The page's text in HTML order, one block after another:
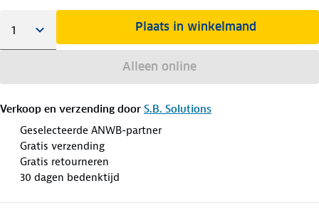
Plaats in winkelmand
Alleen online
Verkoop en verzending door S.B. Solutions
Geselecteerde ANWB-partner
Gratis verzending
Gratis retourneren
30 dagen bedenktijd